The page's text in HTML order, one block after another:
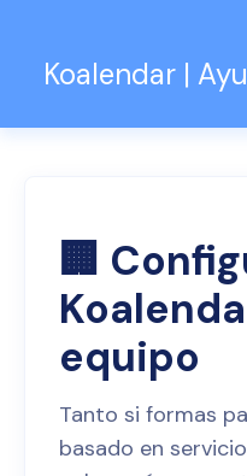
Koalendar |
🏢
equipo
Tanto si formas
basado en